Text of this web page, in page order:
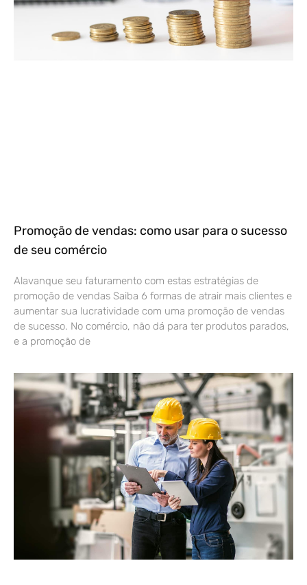
Promoção de vendas: como usar para o sucesso
de seu comércio
Alavanque seu faturamento com estas estratégias de
promoção de vendas Saiba 6 formas de atrair mais clientes e
aumentar sua lucratividade com uma promoção de vendas
de sucesso. No comércio, não dá para ter produtos parados,
e a promoção de